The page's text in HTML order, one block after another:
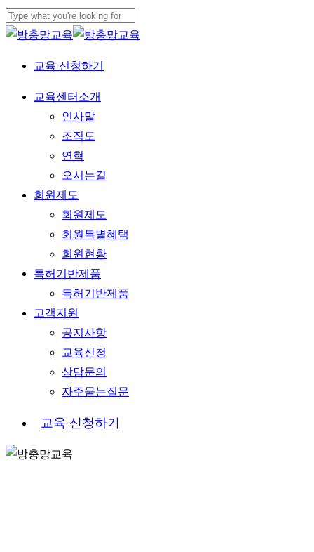
Skip
to
content
Close
교육 신청하기
Menu
교육센터소개
인사말
조직도
연혁
오시는길
회원제도
회원제도
회원특별혜택
회원현황
특허기반제품
특허기반제품
고객지원
공지사항
교육신청
상담문의
자주묻는질문
교육 신청하기